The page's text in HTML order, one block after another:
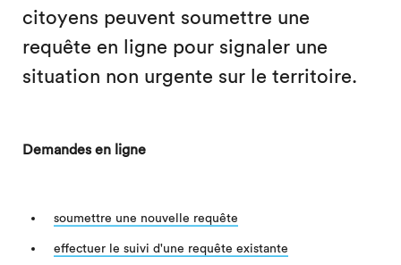
citoyens peuvent soumettre une
requête en ligne pour signaler une
situation non urgente sur le territoire.
Demandes en ligne
soumettre une nouvelle requête
effectuer le suivi d'une requête existante